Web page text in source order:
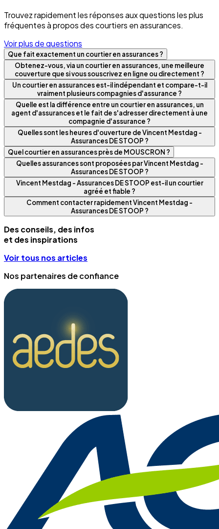
Trouvez rapidement les réponses aux questions les plus
fréquentes à propos des courtiers en assurances.
Voir plus de questions
Que fait exactement un courtier en assurances ?
Obtenez-vous, via un courtier en assurances, une meilleure
couverture que si vous souscrivez en ligne ou directement ?
Un courtier en assurances est-il indépendant et compare-t-il
vraiment plusieurs compagnies d'assurance ?
Quelle est la différence entre un courtier en assurances, un
agent d'assurances et le fait de s'adresser directement à une
compagnie d'assurance ?
Quelles sont les heures d'ouverture de Vincent Mestdag -
Assurances DE STOOP ?
Quel courtier en assurances près de MOUSCRON ?
Quelles assurances sont proposées par Vincent Mestdag -
Assurances DE STOOP ?
Vincent Mestdag - Assurances DE STOOP est-il un courtier
agréé et fiable ?
Comment contacter rapidement Vincent Mestdag -
Assurances DE STOOP ?
Des conseils, des infos
et des inspirations
Voir tous nos articles
Nos partenaires de confiance